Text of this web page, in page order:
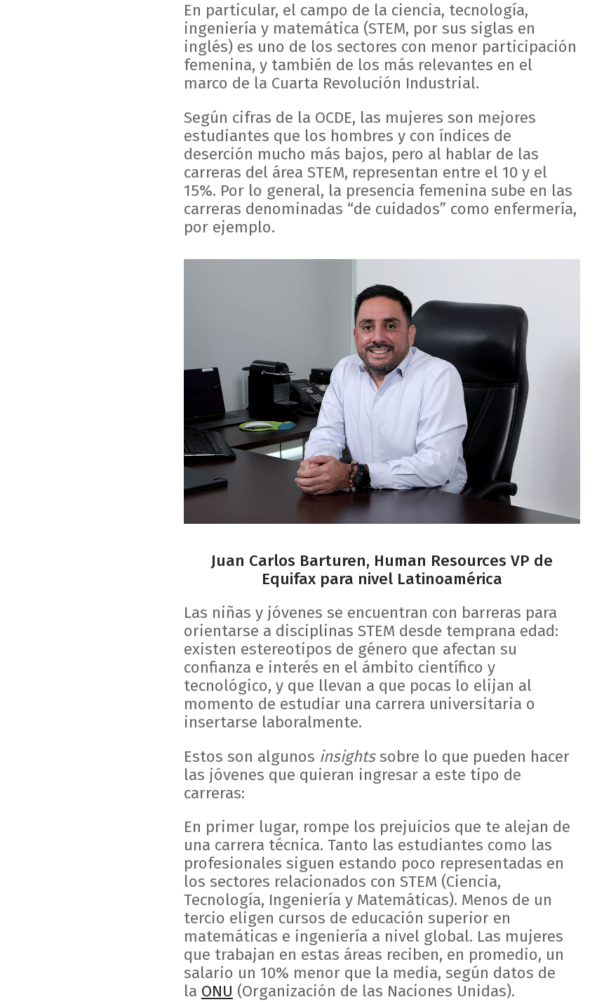
En particular, el campo de la ciencia, tecnología,
ingeniería y matemática (STEM, por sus siglas en
inglés) es uno de los sectores con menor participación
femenina, y también de los más relevantes en el
marco de la Cuarta Revolución Industrial.
Según cifras de la OCDE, las mujeres son mejores
estudiantes que los hombres y con índices de
deserción mucho más bajos, pero al hablar de las
carreras del área STEM, representan entre el 10 y el
15%. Por lo general, la presencia femenina sube en las
carreras denominadas “de cuidados” como enfermería,
por ejemplo.
Juan Carlos Barturen, Human Resources VP de
Equifax para nivel Latinoamérica
Las niñas y jóvenes se encuentran con barreras para
orientarse a disciplinas STEM desde temprana edad:
existen estereotipos de género que afectan su
confianza e interés en el ámbito científico y
tecnológico, y que llevan a que pocas lo elijan al
momento de estudiar una carrera universitaria o
insertarse laboralmente.
Estos son algunos insightssobre lo que pueden hacer
las jóvenes que quieran ingresar a este tipo de
carreras:
En primer lugar, rompe los prejuicios que te alejan de
una carrera técnica. Tanto las estudiantes como las
profesionales siguen estando poco representadas en
los sectores relacionados con STEM (Ciencia,
Tecnología, Ingeniería y Matemáticas). Menos de un
tercio eligen cursos de educación superior en
matemáticas e ingeniería a nivel global. Las mujeres
que trabajan en estas áreas reciben, en promedio, un
salario un 10% menor que la media, según datos de
la ONU (Organización de las Naciones Unidas).